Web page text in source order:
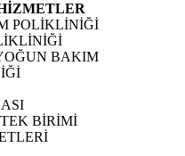
POLİKLİNİĞİ
BAKIM
BİRİMİ